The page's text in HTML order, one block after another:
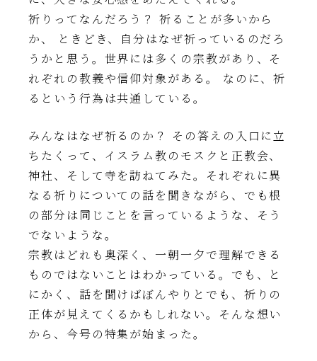
祈りってなんだろう？ 祈ることが多いから
か、 ときどき、自分はなぜ祈っているのだろ
うかと思う。世界には多くの宗教があり、そ
れぞれの教義や信仰対象がある。 なのに、祈
るという行為は共通している。
みんなはなぜ祈るのか？ その答えの入口に立
ちたくって、イスラム教のモスクと正教会、
神社、そして寺を訪ねてみた。それぞれに異
なる祈りについての話を聞きながら、でも根
の部分は同じことを言っているような、そう
でないような。
宗教はどれも奥深く、一朝一夕で理解できる
ものではないことはわかっている。でも、と
にかく、話を聞けばぼんやりとでも、祈りの
正体が見えてくるかもしれない。そんな想い
から、今号の特集が始まった。